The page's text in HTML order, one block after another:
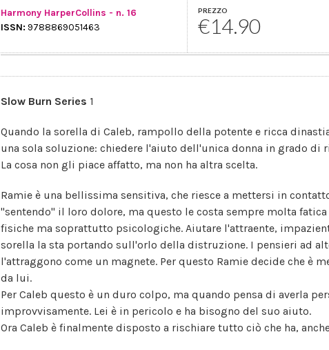
Harmony HarperCollins - n. 16
ISSN: 9788869051463
PREZZO
€14.90
Slow Burn Series 1
Quando la sorella di Caleb, rampollo della potente e ricca
una sola soluzione: chiedere l'aiuto dell'unica donna in grado di
La cosa non gli piace affatto, ma non ha altra scelta.
Ramie è una bellissima sensitiva, che riesce a mettersi in
"sentendo" il loro dolore, ma questo le costa sempre molta
fisiche ma soprattutto psicologiche. Aiutare l'attraente,
sorella la sta portando sull'orlo della distruzione. I pensieri ad
l'attraggono come un magnete. Per questo Ramie decide che è
da lui.
Per Caleb questo è un duro colpo, ma quando pensa di averla
improvvisamente. Lei è in pericolo e ha bisogno del suo aiuto.
Ora Caleb è finalmente disposto a rischiare tutto ciò che ha,